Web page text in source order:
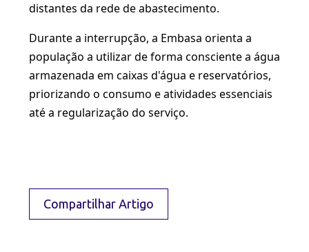
distantes da rede de abastecimento.
Durante a interrupção, a Embasa orienta a
população a utilizar de forma consciente a água
armazenada em caixas d'água e reservatórios,
priorizando o consumo e atividades essenciais
até a regularização do serviço.
Compartilhar Artigo